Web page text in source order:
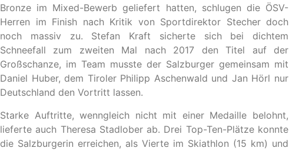
Bronze im Mixed-Bewerb geliefert hatten, schlugen die ÖSV-
Herren im Finish nach Kritik von Sportdirektor Stecher doch
noch massiv zu. Stefan Kraft sicherte sich bei dichtem
Schneefall zum zweiten Mal nach 2017 den Titel auf der
Großschanze, im Team musste der Salzburger gemeinsam mit
Daniel Huber, dem Tiroler Philipp Aschenwald und Jan Hörl nur
Deutschland den Vortritt lassen.
Starke Auftritte, wenngleich nicht mit einer Medaille belohnt,
lieferte auch Theresa Stadlober ab. Drei Top-Ten-Plätze konnte
die Salzburgerin erreichen, als Vierte im Skiathlon (15 km) und